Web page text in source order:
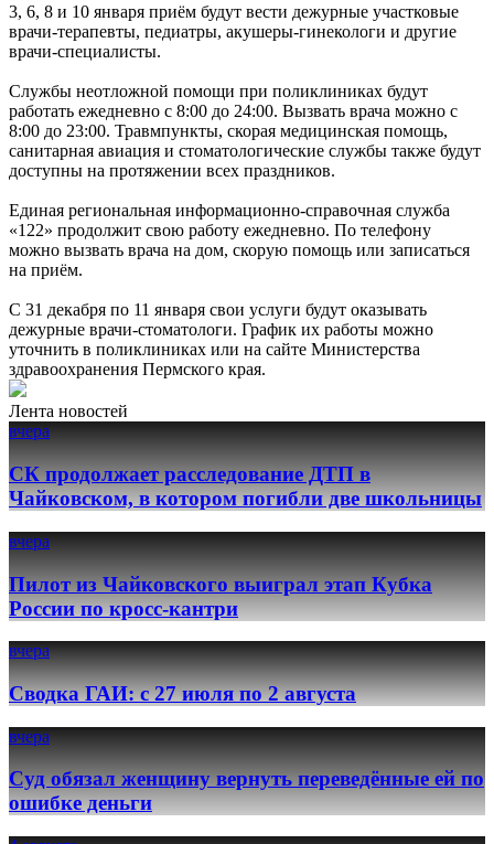
3, 6, 8 и 10 января приём будут вести дежурные участковые
врачи-терапевты, педиатры, акушеры-гинекологи и другие
врачи-специалисты.
Службы неотложной помощи при поликлиниках будут
работать ежедневно с 8:00 до 24:00. Вызвать врача можно с
8:00 до 23:00. Травмпункты, скорая медицинская помощь,
санитарная авиация и стоматологические службы также будут
доступны на протяжении всех праздников.
Единая региональная информационно-справочная служба
«122» продолжит свою работу ежедневно. По телефону
можно вызвать врача на дом, скорую помощь или записаться
на приём.
С 31 декабря по 11 января свои услуги будут оказывать
дежурные врачи-стоматологи. График их работы можно
уточнить в поликлиниках или на сайте Министерства
здравоохранения Пермского края.
Лента новостей
вчера
СК продолжает расследование ДТП в
Чайковском, в котором погибли две школьницы
вчера
Пилот из Чайковского выиграл этап Кубка
России по кросс-кантри
вчера
Сводка ГАИ: с 27 июля по 2 августа
вчера
Суд обязал женщину вернуть переведённые ей по
ошибке деньги